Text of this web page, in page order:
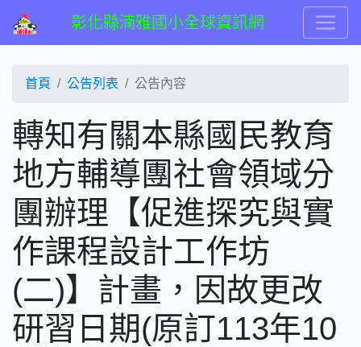
彰化縣湳雅國小全球資訊網
首頁 公告列表 公告內容
轉知有關本縣國民教育
地方輔導團社會領域分
團辦理【促進探究與實
作課程設計工作坊
(二)】計畫，因故更改
研習日期(原訂113年10